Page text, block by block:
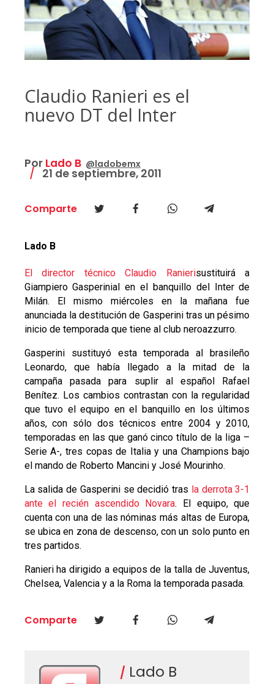
Claudio Ranieri es el
nuevo DT del Inter
Por Lado B @ladobemx
21 de septiembre, 2011
Comparte
Lado B
El director técnico Claudio Ranierisustituirá a
Giampiero Gasperinial en el banquillo del Inter de
Milán. El mismo miércoles en la mañana fue
anunciada la destitución de Gasperini tras un pésimo
inicio de temporada que tiene al club neroazzurro.
Gasperini sustituyó esta temporada al brasileño
Leonardo, que había llegado a la mitad de la
campaña pasada para suplir al español Rafael
Benítez. Los cambios contrastan con la regularidad
que tuvo el equipo en el banquillo en los últimos
años, con sólo dos técnicos entre 2004 y 2010,
temporadas en las que ganó cinco título de la liga –
Serie A-, tres copas de Italia y una Champions bajo
el mando de Roberto Mancini y José Mourinho.
La salida de Gasperini se decidió tras la derrota 3-1
ante el recién ascendido Novara. El equipo, que
cuenta con una de las nóminas más altas de Europa,
se ubica en zona de descenso, con un solo punto en
tres partidos.
Ranieri ha dirigido a equipos de la talla de Juventus,
Chelsea, Valencia y a la Roma la temporada pasada.
Comparte
Lado B